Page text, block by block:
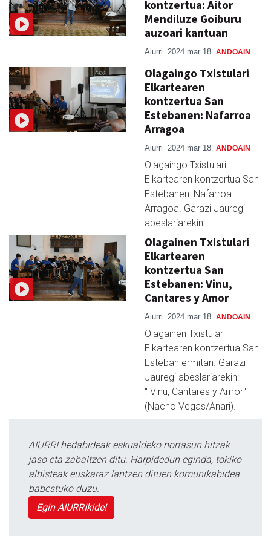
kontzertua: Aitor
Mendiluze Goiburu
auzoari kantuan
Aiurri 2024 mar 18 ANDOAIN
Olagaingo Txistulari
Elkartearen
kontzertua San
Estebanen: Nafarroa
Arragoa
Aiurri 2024 mar 18 ANDOAIN
Olagaingo Txistulari
Elkartearen kontzertua San
Estebanen: Nafarroa
Arragoa. Garazi Jauregi
abeslariarekin.
Olagainen Txistulari
Elkartearen
kontzertua San
Estebanen: Vinu,
Cantares y Amor
Aiurri 2024 mar 18 ANDOAIN
Olagainen Txistulari
Elkartearen kontzertua San
Esteban ermitan. Garazi
Jauregi abeslariarekin:
""Vinu, Cantares y Amor"
(Nacho Vegas/Anari).
AIURRI hedabideak eskualdeko nortasun hitzak
jaso eta zabaltzen ditu. Harpidedun eginda, tokiko
albisteak euskaraz lantzen dituen komunikabidea
babestuko duzu.
Egin AIURRIkide!